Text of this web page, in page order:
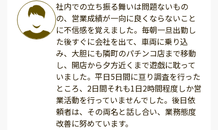
社内での立ち振る舞いは問題ないもの
の、営業成績が一向に良くならないこと
に不信感を覚えました。毎朝一旦出勤し
た後すぐに会社を出て、車両に乗り込
み、大胆にも隣町のパチンコ店まで移動
し、開店から夕方近くまで遊戯に耽って
いました。平日5日間に亘り調査を行った
ところ、2日間それも1日2時間程度しか営
業活動を行っていませんでした。後日依
頼者は、その両名と話し合い、業務態度
改善に努めています。